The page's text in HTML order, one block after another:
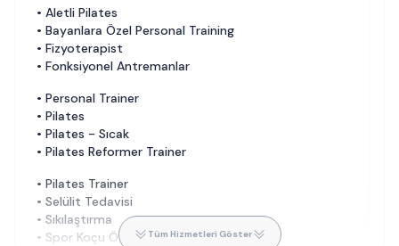
• Aletli Pilates
• Bayanlara Özel Personal Training
• Fizyoterapist
• Fonksiyonel Antremanlar
• Personal Trainer
• Pilates
• Pilates - Sıcak
• Pilates Reformer Trainer
• Pilates Trainer
• Selülit Tedavisi
• Sıkılaştırma
• Spor Koçu Özel DersTüm Hizmetleri Göster